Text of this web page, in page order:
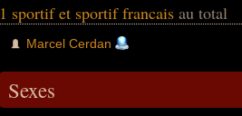
1 sportif et sportif francais au total
Marcel Cerdan
Sexes